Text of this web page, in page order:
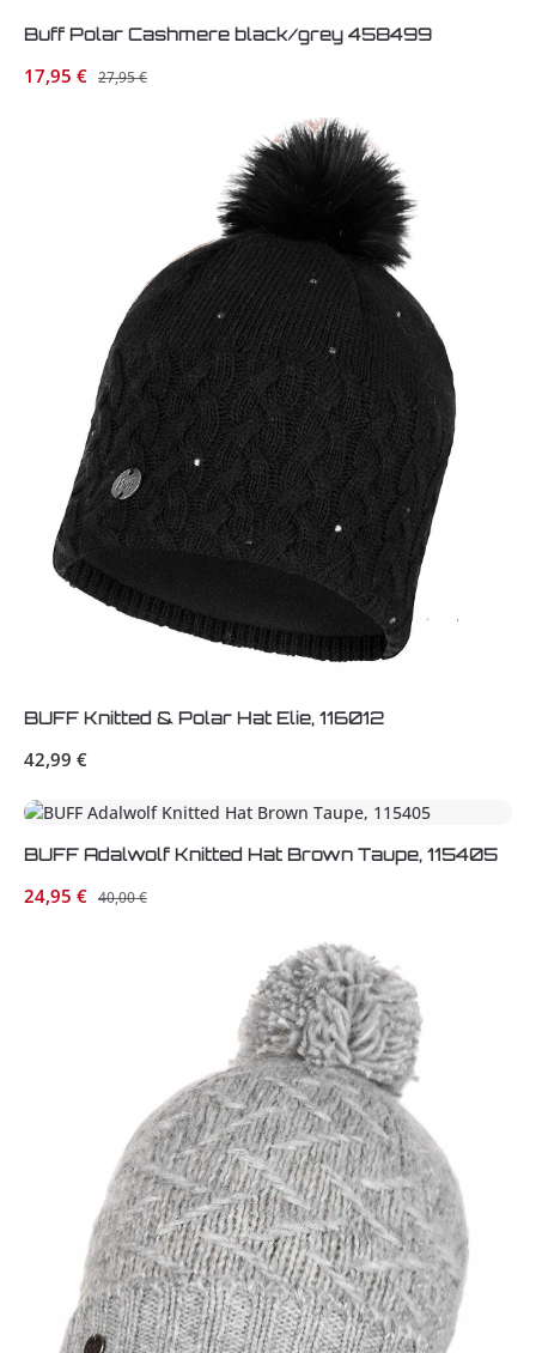
Buff Polar Cashmere black/grey 458499
Verkaufspreis:
17,95 € Regulärer Preis:
27,95 €
BUFF Knitted & Polar Hat Elie, 116012
Regulärer Preis:
42,99 €
BUFF Adalwolf Knitted Hat Brown Taupe, 115405
Verkaufspreis:
24,95 € Regulärer Preis:
40,00 €